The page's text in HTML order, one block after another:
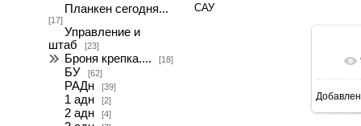
Планкен сегодня...
[17]
Управление и
штаб
[23]
Броня крепка.... [18]
БУ [62]
РАДн [39]
1 адн [2]
2 адн [4]
САУ